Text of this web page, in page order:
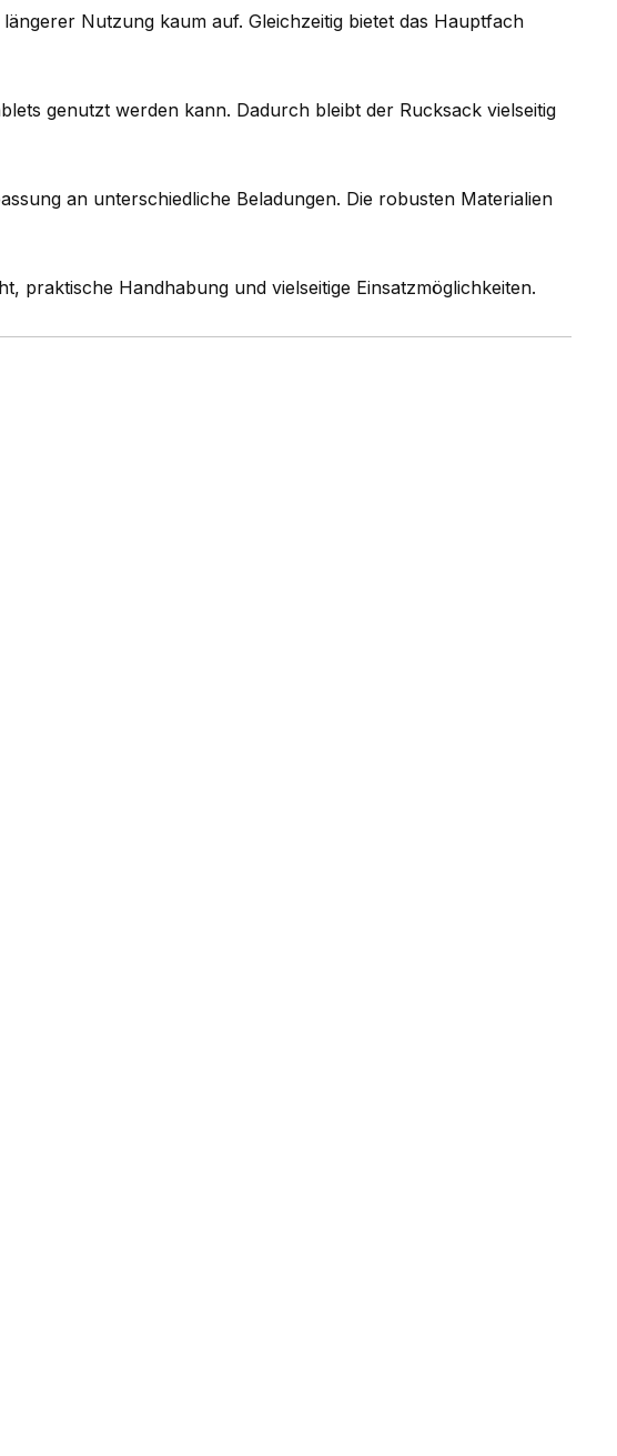
Nutzung kaum auf. Gleichzeitig bietet das Hauptfach
genutzt werden kann. Dadurch bleibt der Rucksack vielseitig
an unterschiedliche Beladungen. Die robusten Materialien
praktische Handhabung und vielseitige Einsatzmöglichkeiten.